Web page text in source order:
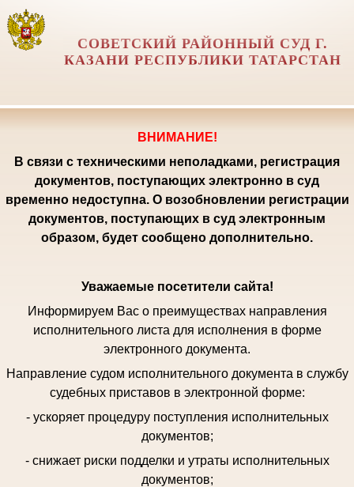
СОВЕТСКИЙ РАЙОННЫЙ СУД Г.
КАЗАНИ РЕСПУБЛИКИ ТАТАРСТАН
ВНИМАНИЕ!
В связи с техническими неполадками, регистрация
документов, поступающих электронно в суд
временно недоступна. О возобновлении регистрации
документов, поступающих в суд электронным
образом, будет сообщено дополнительно.
Уважаемые посетители сайта!
Информируем Вас о преимуществах направления
исполнительного листа для исполнения в форме
электронного документа.
Направление судом исполнительного документа в службу
судебных приставов в электронной форме:
- ускоряет процедуру поступления исполнительных
документов;
- снижает риски подделки и утраты исполнительных
документов;